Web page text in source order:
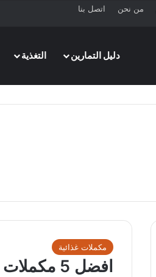
من نحن اتصل بنا
دليل التمارين
التغذية
مكملات غذائية
افضل 5